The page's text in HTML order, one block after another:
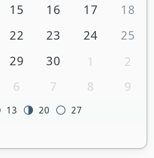
15 16 17
18
22 23 24
25
29 30 1
2
6 7 8 9
13 20 27